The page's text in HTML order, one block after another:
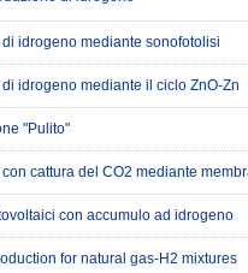
idrogeno mediante sonofotolisi
idrogeno mediante il ciclo ZnO-Zn
"Pulito"
cattura del CO2 mediante
con accumulo ad idrogeno
for natural gas-H2 mixtures